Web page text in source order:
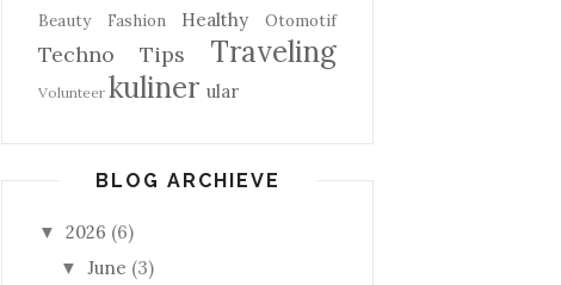
Beauty Fashion Healthy Otomotif
Techno Tips Traveling
Volunteer kuliner ular
BLOG ARCHIEVE
▼ 2026 (6)
▼ June (3)